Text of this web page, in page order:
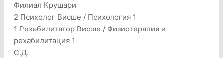
Филиал Крушари
2 Психолог Висше / Психология 1
1 Рехабилитатор Висше / Физиотерапия и
рехабилитация 1
С.Д.